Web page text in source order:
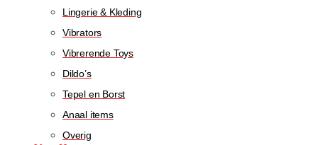
Lingerie & Kleding
Vibrators
Vibrerende Toys
Dildo’s
Tepel en Borst
Anaal items
Overig